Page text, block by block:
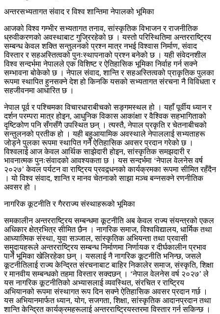
अन्तरसभ्यतागत संवाद र विश्व शान्तिमा नेपालको भूमिका
आजको विश्व गम्भीर सभ्यतागत तनाव, सांस्कृतिक विभाजन र राजनीतिक
ध्रुवीकरणको अवस्थाबाट गुज्रिरहेको छ । यस्तो परिस्थितिमा अन्तरराष्ट्रिय
सम्बन्ध केवल शक्ति सन्तुलनको प्रश्न मात्र नभई विश्वास निर्माण, संवाद
विस्तार र सहअस्तित्वको पुनःस्थापनाको प्रश्न बनेको छ । यही संवेदनशील
विश्व सन्दर्भमा नेपालले एक विशिष्ट र ऐतिहासिक भूमिका निर्वाह गर्न सक्ने
सम्भावना बोकेको छ । नेपाल संवाद, शान्ति र सहअस्तित्वको प्राकृतिक पुलका
रूपमा स्थापित हुनसक्ने देश हो किनकि यसको सभ्यतागत संरचना नै विविधता र
सहजीवनमा आधारित छ ।
नेपाल पूर्व र पश्चिमका विचारधाराबीचको सङ्गमस्थल हो । यहाँ पूर्वीय ध्यान र
दर्शन परम्परा मात्र होइन, आधुनिक विकास आकांक्षा र वैश्विक सहभागिताको
दृष्टिकोण पनि सँगसँगै उपस्थित छन् । त्यस्तै, नेपाल प्रकृति र चेतनाबीचको
सन्तुलनको प्रतीक हो । यही बहुआयामिक अवस्थाले नेपाललाई सभ्यताहरू
जोड्ने पुलका रूपमा स्थापित गर्ने ऐतिहासिक अवसर प्रदान गरेको छ ।
विश्वलाई आज केवल आर्थिक साझेदारी होइन, सांस्कृतिक समझदारी र
भावनात्मक पुनःसंवादको आवश्यकता छ । यस सन्दर्भमा ‘नेपाल वेलनेस वर्ष
२०२७’ केवल पर्यटन वा राष्ट्रिय प्रवद्र्धनको कार्यक्रमका रूपमा सीमित रहँदैन
। यो विश्व संवाद, शान्ति र मानव चेतनाको साझा मञ्च बन्नसक्ने रणनीतिक
अवसर हो ।
नागरिक कूटनीति र गैरराज्य संस्थाहरूको भूमिका
समकालीन अन्तरराष्ट्रिय सम्बन्धमा कूटनीति अब केवल राज्य संयन्त्रको एकल
अधिकार क्षेत्रभित्र सीमित छैन । नागरिक समाज, विश्वविद्यालय, धार्मिक तथा
आध्यात्मिक संस्था, युवा सञ्जाल, सांस्कृतिक अभियन्ता तथा प्रवासी
समुदायहरूले अन्तरराष्ट्रिय सम्बन्ध निर्माणमा निर्णायक र दीर्घकालीन प्रभाव
पार्ने भूमिका खेलिरहेका छन् । यसलाई नै नागरिक कूटनीति भनिन्छ, जसले
कूटनीतिलाई राज्य केन्द्रित संरचनाबाट बाहिर निकालेर समाज, संस्कृति, शिक्षा
र मानवीय सम्बन्धको तहमा विस्तार सक्दछन् । ‘नेपाल वेलनेस वर्ष २०२७’ ले
यस नागरिक कूटनीतिको अभ्यासलाई व्यवस्थित, संरचित र राष्ट्रिय
अभियानको रूपमा संस्थागत रूप दिन सक्ने ऐतिहासिक अवसर प्रदान गर्छ ।
यस अभियानमार्फत ध्यान, योग, सजगता, शिक्षा, सांस्कृतिक आदानप्रदान तथा
शान्ति केन्द्रित कार्यक्रमहरूलाई अन्तरराष्ट्रियस्तरमा विस्तार गर्न सकिन्छ ।